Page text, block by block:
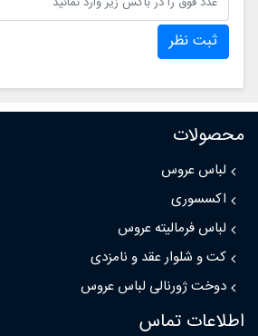
ثبت نظر
محصولات
لباس عروس
اکسسوری
لباس فرمالیته عروس
کت و شلوار عقد و نامزدی
دوخت ژورنالی لباس عروس
اطلاعات تماس